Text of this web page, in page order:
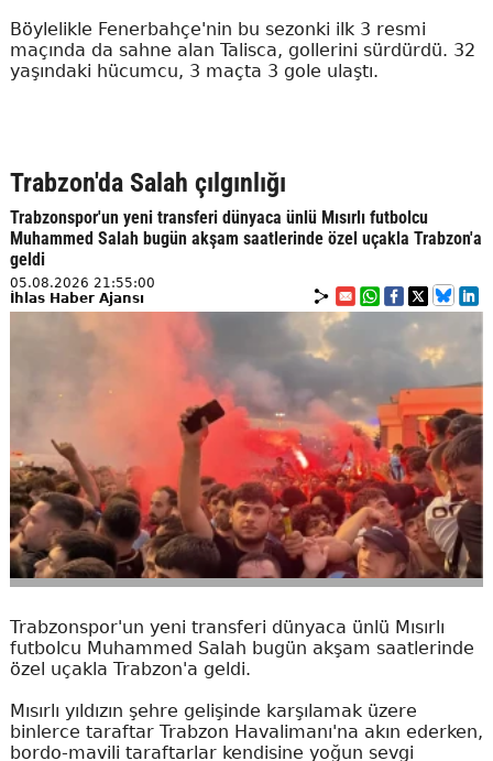
Böylelikle Fenerbahçe'nin bu sezonki ilk 3 resmi
maçında da sahne alan Talisca, gollerini sürdürdü. 32
yaşındaki hücumcu, 3 maçta 3 gole ulaştı.
Trabzon'da Salah çılgınlığı
Trabzonspor'un yeni transferi dünyaca ünlü Mısırlı futbolcu
Muhammed Salah bugün akşam saatlerinde özel uçakla Trabzon'a
geldi
05.08.2026 21:55:00
İhlas Haber Ajansı
Trabzonspor'un yeni transferi dünyaca ünlü Mısırlı
futbolcu Muhammed Salah bugün akşam saatlerinde
özel uçakla Trabzon'a geldi.
Mısırlı yıldızın şehre gelişinde karşılamak üzere
binlerce taraftar Trabzon Havalimanı'na akın ederken,
bordo-mavili taraftarlar kendisine yoğun sevgi